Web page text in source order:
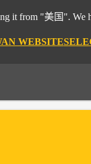
it from "美国". We
WEBSITE